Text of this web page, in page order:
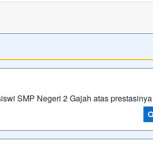
SMP Negeri 2 Gajah atas prestasinya